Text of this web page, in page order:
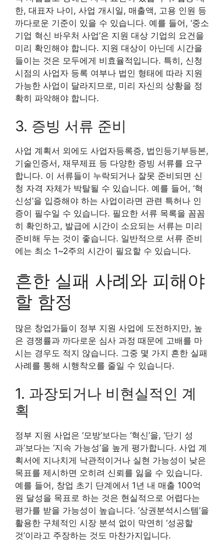
한, 대표자 나이, 사업 개시일, 매출액, 고용 인원 등
까다로운 기준이 있을 수 있습니다. 예를 들어, ‘중소
기업 혁신 바우처 사업’은 지원 대상 기업의 요건을
미리 확인해야 합니다. 지원 대상이 아닌데 시간을
들이는 것은 모두에게 비효율적입니다. 특히, 신청
시점의 사업자 등록 여부나 법인 형태에 따라 지원
가능한 사업이 달라지므로, 미리 자신의 상황을 정
확히 파악해야 합니다.
3. 증빙 서류 준비
사업 계획서 외에도 사업자등록증, 법인등기부등본,
기술인증서, 재무제표 등 다양한 증빙 서류를 요구
합니다. 이 서류들이 누락되거나 잘못 준비되면 신
청 자격 자체가 박탈될 수 있습니다. 예를 들어, ‘혁
신성’을 입증해야 하는 사업이라면 관련 특허나 인
증이 필수일 수 있습니다. 필요한 서류 목록을 꼼꼼
히 확인하고, 발급에 시간이 소요되는 서류는 미리
준비해 두는 것이 좋습니다. 일반적으로 서류 준비
에는 최소 1~2주의 시간이 필요할 수 있습니다.
흔한 실패 사례와 피해야
할 함정
많은 창업가들이 정부 지원 사업에 도전하지만, 높
은 경쟁률과 까다로운 심사 과정 때문에 고배를 마
시는 경우도 적지 않습니다. 그중 몇 가지 흔한 실패
사례를 통해 시행착오를 줄일 수 있습니다.
1. 과장되거나 비현실적인 계
획
정부 지원 사업은 ‘모방’보다는 ‘혁신’을, ‘단기 성
과’보다는 ‘지속 가능성’을 높게 평가합니다. 사업 계
획서에 지나치게 낙관적이거나 실현 가능성이 낮은
목표를 제시하면 오히려 신뢰를 잃을 수 있습니다.
예를 들어, 창업 초기 단계에서 1년 내 매출 100억
원 달성을 목표로 하는 것은 현실적으로 어렵다는
평가를 받을 가능성이 높습니다. ‘상권분석시스템’을
활용한 구체적인 시장 분석 없이 막연히 ‘성공할
것’이라고 주장하는 것도 마찬가지입니다.